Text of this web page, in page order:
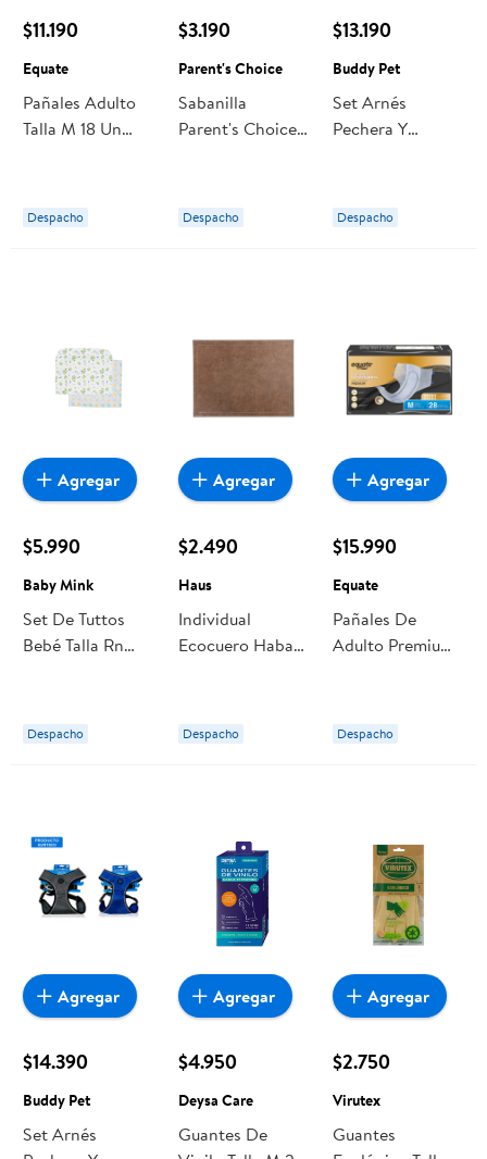
$11.190
Equate
Pañales Adulto
Talla M 18 Un
Despacho
$3.190
Parent's Choice
Sabanilla
Parent's Choice
Despacho
$13.190
Buddy Pet
Set Arnés
Pechera Y
Un Buddy Pet
Despacho
$5.990
Baby Mink
Set De Tuttos
Bebé Talla Rn
Despacho
Agregar
$2.490
Haus
Individual
Ecocuero Haban
Despacho
Agregar
$15.990
Equate
Pañales De
Adulto Premium
Despacho
Agregar
$14.390
Buddy Pet
Set Arnés
Agregar
$4.950
Deysa Care
Guantes De
Agregar
$2.750
Virutex
Guantes
Agregar